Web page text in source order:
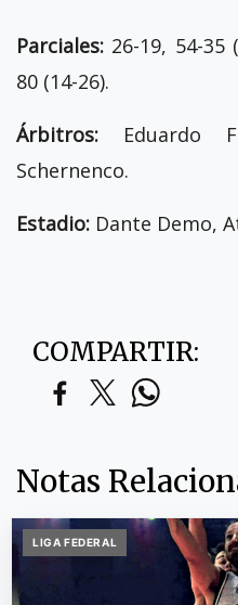
Parciales: 26-19, 54-35
80 (14-26).
Árbitros: Eduardo
Schernenco.
Estadio: Dante Demo,
COMPARTIR:
Notas
LIGA FEDERAL